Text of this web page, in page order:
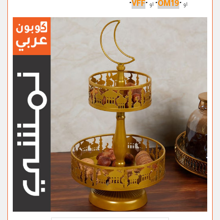
او "
OM19
" او "
VFF
"